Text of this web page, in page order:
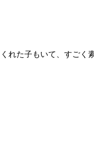
た子もいて、すごく